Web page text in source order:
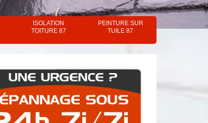
ISOLATION
TOITURE 87
PEINTURE SUR
TUILE 87